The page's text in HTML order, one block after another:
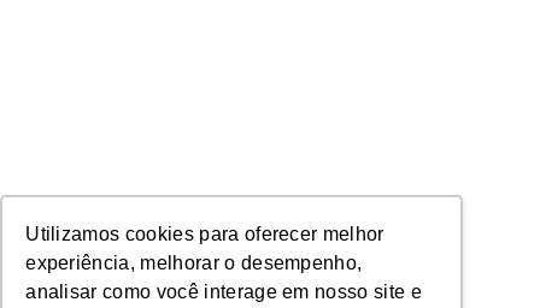
Utilizamos cookies para oferecer melhor
experiência, melhorar o desempenho,
analisar como você interage em nosso site e